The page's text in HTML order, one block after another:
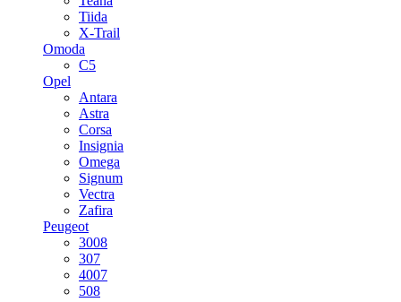
Tiida
X-Trail
Omoda
C5
Opel
Antara
Astra
Corsa
Insignia
Omega
Signum
Vectra
Zafira
Peugeot
3008
307
4007
508